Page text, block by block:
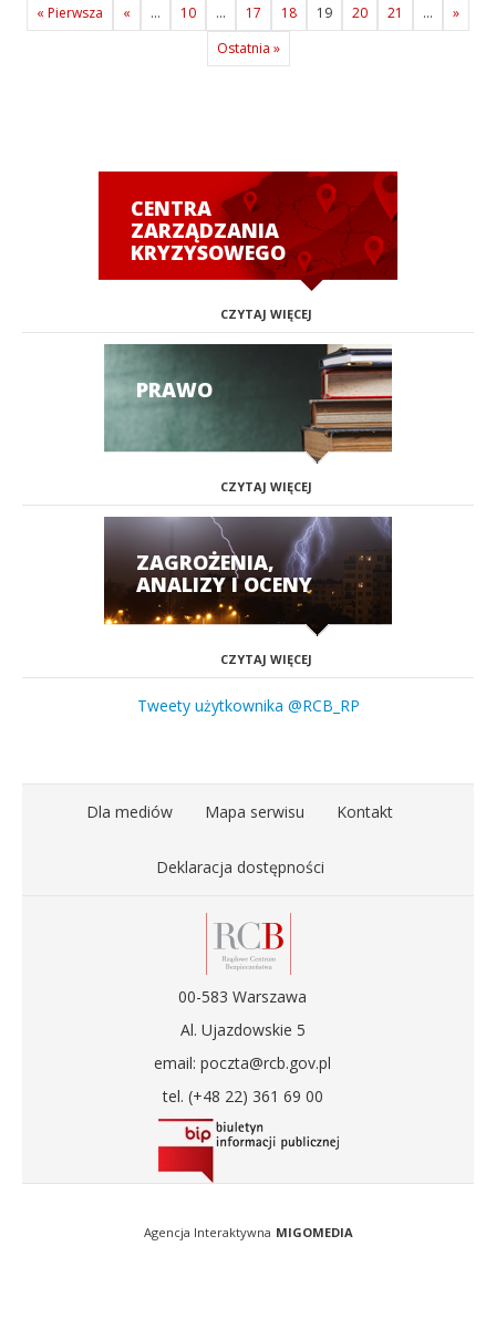
« Pierwsza « ... 10 ... 17 18 19 20 21 ...
»
Ostatnia »
CENTRA
ZARZĄDZANIA
KRYZYSOWEGO
CZYTAJ WIĘCEJ
PRAWO
CZYTAJ WIĘCEJ
ZAGROŻENIA,
ANALIZY I OCENY
CZYTAJ WIĘCEJ
Tweety użytkownika @RCB_RP
Dla mediów Mapa serwisu Kontakt
Deklaracja dostępności
00-583 Warszawa
Al. Ujazdowskie 5
email: poczta@rcb.gov.pl
tel. (+48 22) 361 69 00
Agencja Interaktywna MIGOMEDIA